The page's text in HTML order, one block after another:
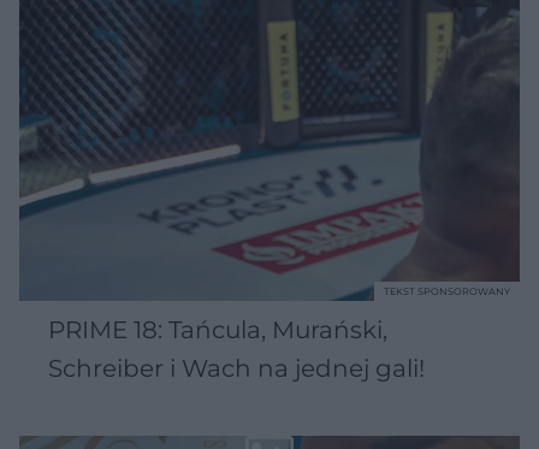
PRIME 18: Tańcula, Murański,
Schreiber i Wach na jednej gali!
TEKST SPONSOROWANY